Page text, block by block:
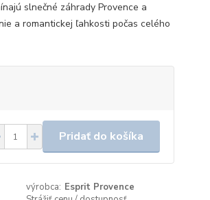
slnečné záhrady Provence a
a romantickej ľahkosti počas celého
Pridať do košíka
výrobca: Esprit Provence